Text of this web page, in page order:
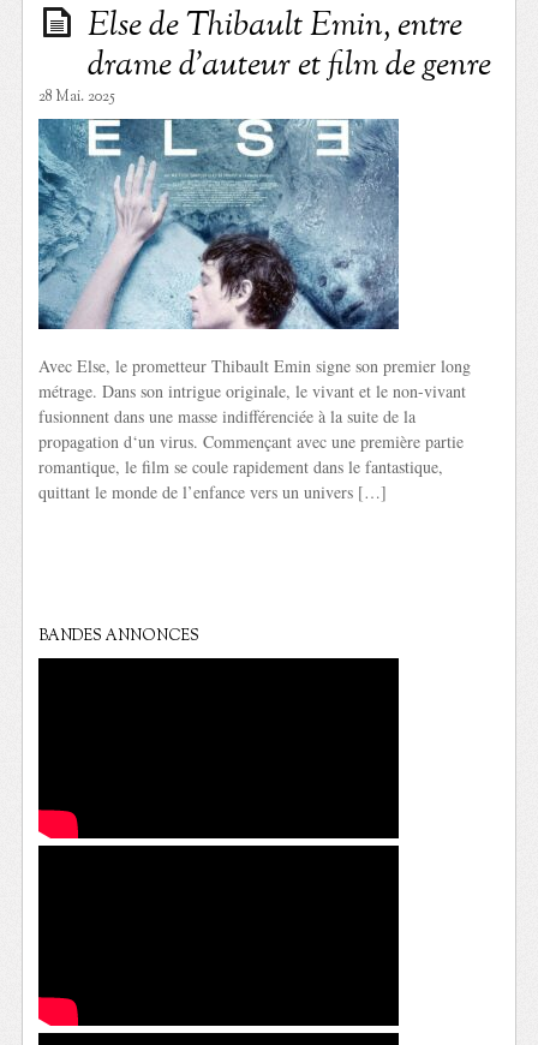
Else de Thibault Emin, entre
drame d’auteur et film de genre
28 Mai. 2025
Avec Else, le prometteur Thibault Emin signe son premier long
métrage. Dans son intrigue originale, le vivant et le non-vivant
fusionnent dans une masse indifférenciée à la suite de la
propagation d‘un virus. Commençant avec une première partie
romantique, le film se coule rapidement dans le fantastique,
quittant le monde de l’enfance vers un univers […]
BANDES ANNONCES